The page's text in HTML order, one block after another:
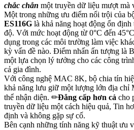
chắc chắn một truyền dữ liệu mượt mà
Một trong những ưu điểm nổi trội của
ES116G là khả năng hoạt động ổn
độ. Với mức hoạt động từ 0°C đến
dụng trong các môi trường làm việc
kỳ vấn đề nào. Điểm nhấn ấn tượng là
một lựa chọn lý tưởng cho các công
cả gia đình.
Với công nghệ MAC 8K, bộ chia tín
khả năng lưu giữ một lượng lớn địa chỉ
thể nhận diện. ✏Đẳng cấp hơn cả cho
truyền dữ liệu một cách hiệu quả, Tin
định và không gặp sự cố.
Bên cạnh những tính năng kỹ thuật ưu